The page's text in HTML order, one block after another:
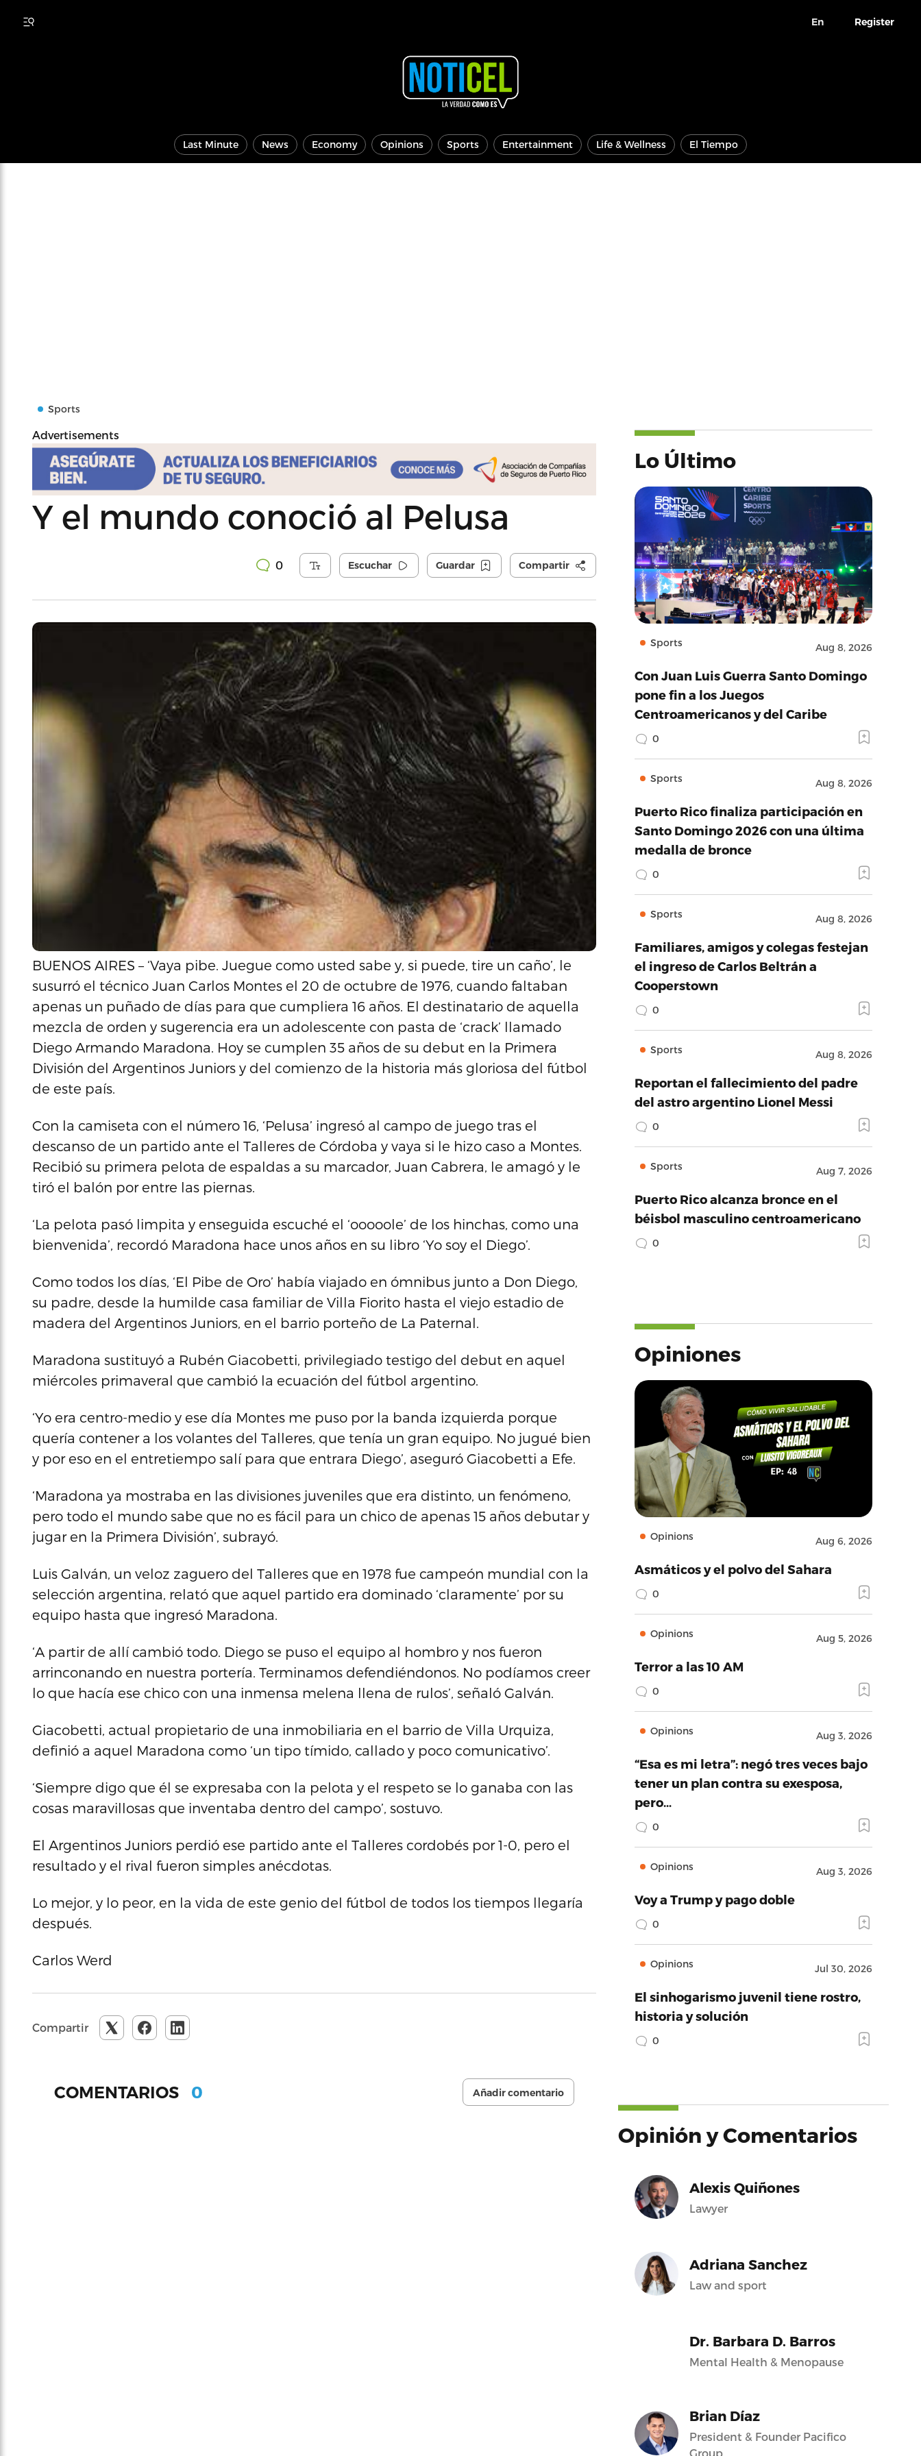
En Register
Last Minute News Economy Opinions Sports Entertainment Life & Wellness El Tiempo
Sports
Advertisements
Y el mundo conoció al Pelusa
0 Escuchar Guardar Compartir
BUENOS AIRES – ‘Vaya pibe. Juegue como usted sabe y, si puede, tire un caño’, le
susurró el técnico Juan Carlos Montes el 20 de octubre de 1976, cuando faltaban
apenas un puñado de días para que cumpliera 16 años. El destinatario de aquella
mezcla de orden y sugerencia era un adolescente con pasta de ‘crack’ llamado
Diego Armando Maradona. Hoy se cumplen 35 años de su debut en la Primera
División del Argentinos Juniors y del comienzo de la historia más gloriosa del fútbol
de este país.
Con la camiseta con el número 16, ‘Pelusa’ ingresó al campo de juego tras el
descanso de un partido ante el Talleres de Córdoba y vaya si le hizo caso a Montes.
Recibió su primera pelota de espaldas a su marcador, Juan Cabrera, le amagó y le
tiró el balón por entre las piernas.
‘La pelota pasó limpita y enseguida escuché el ‘ooooole’ de los hinchas, como una
bienvenida’, recordó Maradona hace unos años en su libro ‘Yo soy el Diego’.
Como todos los días, ‘El Pibe de Oro’ había viajado en ómnibus junto a Don Diego,
su padre, desde la humilde casa familiar de Villa Fiorito hasta el viejo estadio de
madera del Argentinos Juniors, en el barrio porteño de La Paternal.
Maradona sustituyó a Rubén Giacobetti, privilegiado testigo del debut en aquel
miércoles primaveral que cambió la ecuación del fútbol argentino.
‘Yo era centro-medio y ese día Montes me puso por la banda izquierda porque
quería contener a los volantes del Talleres, que tenía un gran equipo. No jugué bien
y por eso en el entretiempo salí para que entrara Diego’, aseguró Giacobetti a Efe.
‘Maradona ya mostraba en las divisiones juveniles que era distinto, un fenómeno,
pero todo el mundo sabe que no es fácil para un chico de apenas 15 años debutar y
jugar en la Primera División’, subrayó.
Luis Galván, un veloz zaguero del Talleres que en 1978 fue campeón mundial con la
selección argentina, relató que aquel partido era dominado ‘claramente’ por su
equipo hasta que ingresó Maradona.
‘A partir de allí cambió todo. Diego se puso el equipo al hombro y nos fueron
arrinconando en nuestra portería. Terminamos defendiéndonos. No podíamos creer
lo que hacía ese chico con una inmensa melena llena de rulos’, señaló Galván.
Giacobetti, actual propietario de una inmobiliaria en el barrio de Villa Urquiza,
definió a aquel Maradona como ‘un tipo tímido, callado y poco comunicativo’.
‘Siempre digo que él se expresaba con la pelota y el respeto se lo ganaba con las
cosas maravillosas que inventaba dentro del campo’, sostuvo.
El Argentinos Juniors perdió ese partido ante el Talleres cordobés por 1-0, pero el
resultado y el rival fueron simples anécdotas.
Lo mejor, y lo peor, en la vida de este genio del fútbol de todos los tiempos llegaría
después.
Carlos Werd
Compartir
COMENTARIOS 0 Añadir comentario
Lo Último
Sports Aug 8, 2026
Con Juan Luis Guerra Santo Domingo
pone fin a los Juegos
Centroamericanos y del Caribe
0
Sports Aug 8, 2026
Puerto Rico finaliza participación en
Santo Domingo 2026 con una última
medalla de bronce
0
Sports Aug 8, 2026
Familiares, amigos y colegas festejan
el ingreso de Carlos Beltrán a
Cooperstown
0
Sports Aug 8, 2026
Reportan el fallecimiento del padre
del astro argentino Lionel Messi
0
Sports Aug 7, 2026
Puerto Rico alcanza bronce en el
béisbol masculino centroamericano
0
Opiniones
Opinions Aug 6, 2026
Asmáticos y el polvo del Sahara
0
Opinions Aug 5, 2026
Terror a las 10 AM
0
Opinions Aug 3, 2026
“Esa es mi letra”: negó tres veces bajo
tener un plan contra su exesposa,
pero…
0
Opinions Aug 3, 2026
Voy a Trump y pago doble
0
Opinions Jul 30, 2026
El sinhogarismo juvenil tiene rostro,
historia y solución
0
Opinión y Comentarios
Alexis Quiñones
Lawyer
Adriana Sanchez
Law and sport
Dr. Barbara D. Barros
Mental Health & Menopause
Brian Díaz
President & Founder Pacifico
Group